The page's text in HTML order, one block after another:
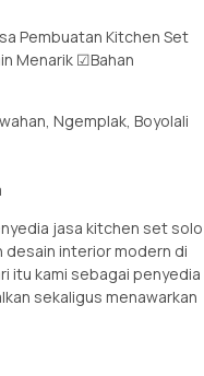
Pembuatan Kitchen Set
Menarik ☑Bahan
Ngemplak, Boyolali
jasa kitchen set solo
desain interior modern di
itu kami sebagai penyedia
sekaligus menawarkan